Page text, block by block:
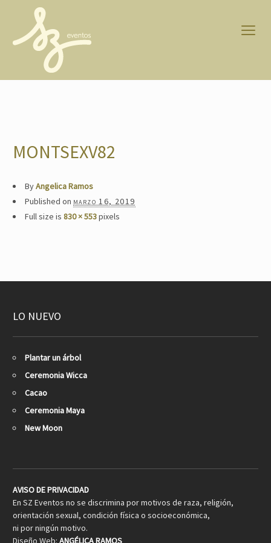
MONTSEXV82
ByAngelica Ramos
Published on marzo 16, 2019
Full size is 830 × 553pixels
LO NUEVO
Plantar un árbol
Ceremonia Wicca
Cacao
Ceremonia Maya
New Moon
AVISO DE PRIVACIDAD
En SZ Eventos no se discrimina por motivos de raza, religión,
orientación sexual, condición física o socioeconómica,
ni por ningún motivo.
Diseño Web: ANGÉLICA RAMOS